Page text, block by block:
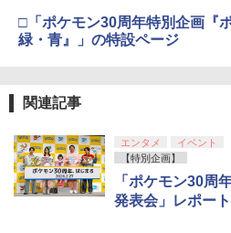
□「ポケモン30周年特別企画『
緑・青』」の特設ページ
関連記事
エンタメ
イベント
【特別企画】
「ポケモン30周
発表会」レポート